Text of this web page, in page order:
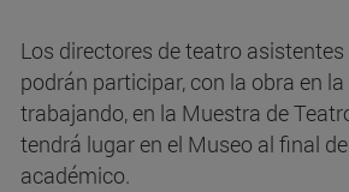
Los directores de teatro
podrán participar, con la obra en
trabajando, en la Muestra de
tendrá lugar en el Museo al final
académico.